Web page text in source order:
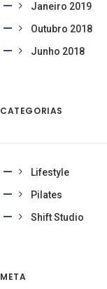
Janeiro 2019
Outubro 2018
Junho 2018
CATEGORIAS
Lifestyle
Pilates
Shift Studio
META